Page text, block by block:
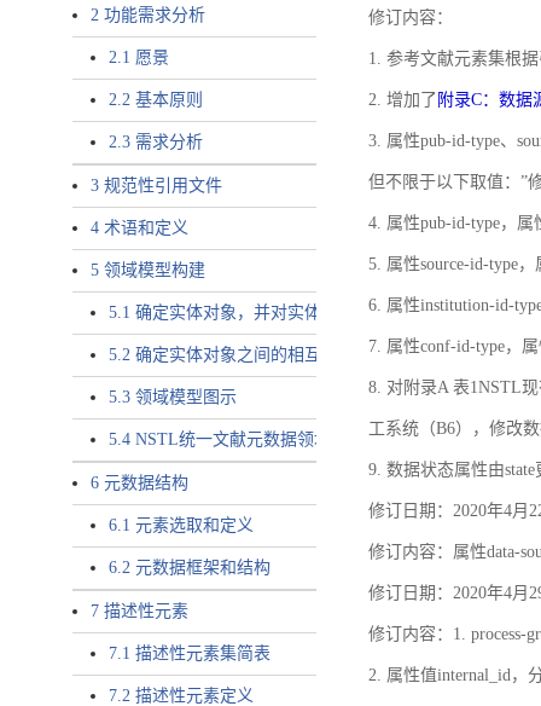
2 功能需求分析
2.1 愿景
2.2 基本原则
2.3 需求分析
3 规范性引用文件
4 术语和定义
5 领域模型构建
5.1 确定实体对象，并对实体对象命名
5.2 确定实体对象之间的相互关系，定义实体对象之间的
5.3 领域模型图示
5.4 NSTL统一文献元数据领域模型的验证
6 元数据结构
6.1 元素选取和定义
6.2 元数据框架和结构
7 描述性元素
7.1 描述性元素集简表
7.2 描述性元素定义
修订内容：
1. 参考文献元素集根
2. 增加了 附录C：数据
3. 属性pub-id-type、
但不限于以下取值：”
4. 属性pub-id-type，属
5. 属性source-id-type
6. 属性institution-id-
7. 属性conf-id-type，
8. 对附录A 表1NSTL
工系统（B6），修改
9. 数据状态属性由state
修订日期：2020年4月
修订内容：属性data-
修订日期：2020年4月
修订内容：1. process-
2. 属性值internal_id，